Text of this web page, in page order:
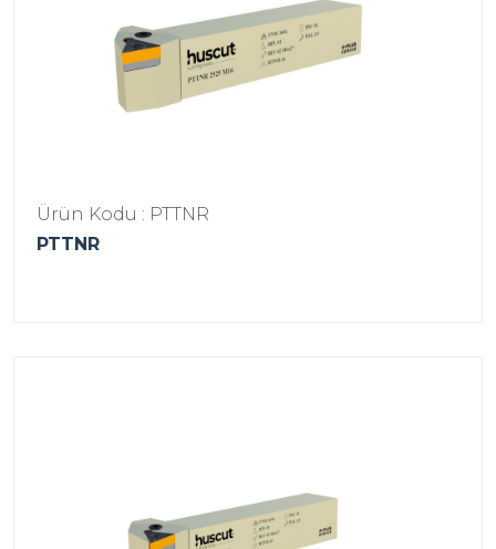
Ürün Kodu : PTTNR
PTTNR